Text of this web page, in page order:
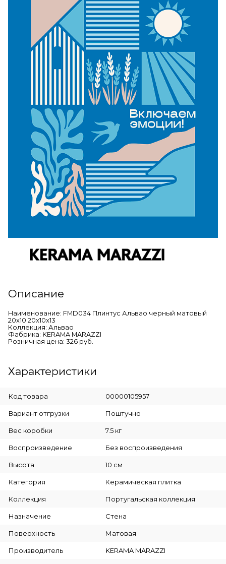
Описание
Наименование: FMD034 Плинтус Альвао черный матовый
20x10 20x10x13
Коллекция: Альвао
Фабрика: KERAMA MARAZZI
Розничная цена: 326 руб.
Характеристики
Код товара 00000105957
Вариант отгрузки Поштучно
Вес коробки 7.5 кг
Воспроизведение Без воспроизведения
Высота 10 см
Категория Керамическая плитка
Коллекция Португальская коллекция
Назначение Стена
Поверхность Матовая
Производитель KERAMA MARAZZI